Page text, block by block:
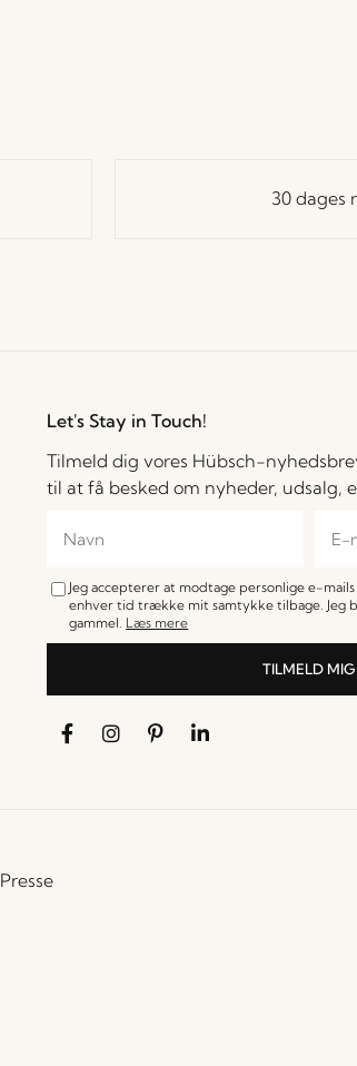
30 dages
Let's Stay in Touch!
Tilmeld dig vores Hübsch-
til at få besked om nyheder, udsalg,
Jeg accepterer at modtage personlige e-
enhver tid trække mit samtykke tilbage. Jeg
gammel. Læs mere
TILMELD MIG
Presse